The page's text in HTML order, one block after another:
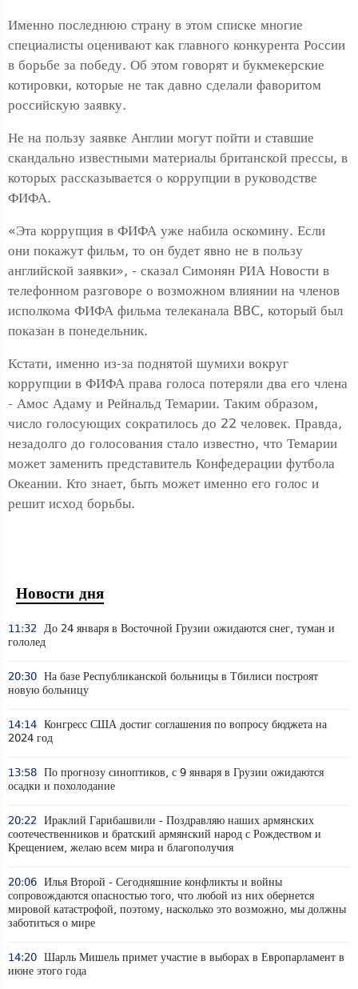
Именно последнюю страну в этом списке многие
специалисты оценивают как главного конкурента России
в борьбе за победу. Об этом говорят и букмекерские
котировки, которые не так давно сделали фаворитом
российскую заявку.
Не на пользу заявке Англии могут пойти и ставшие
скандально известными материалы британской прессы, в
которых рассказывается о коррупции в руководстве
ФИФА.
«Эта коррупция в ФИФА уже набила оскомину. Если
они покажут фильм, то он будет явно не в пользу
английской заявки», - сказал Симонян РИА Новости в
телефонном разговоре о возможном влиянии на членов
исполкома ФИФА фильма телеканала BBC, который был
показан в понедельник.
Кстати, именно из-за поднятой шумихи вокруг
коррупции в ФИФА права голоса потеряли два его члена
- Амос Адаму и Рейнальд Темарии. Таким образом,
число голосующих сократилось до 22 человек. Правда,
незадолго до голосования стало известно, что Темарии
может заменить представитель Конфедерации футбола
Океании. Кто знает, быть может именно его голос и
решит исход борьбы.
Новости дня
11:32
До 24 января в Восточной Грузии ожидаются снег, туман и
гололед
20:30 На базе Республиканской больницы в Тбилиси построят
новую больницу
14:14 Конгресс США достиг соглашения по вопросу бюджета на
2024 год
13:58 По прогнозу синоптиков, с 9 января в Грузии ожидаются
осадки и похолодание
20:22
Ираклий Гарибашвили - Поздравляю наших армянских
соотечественников и братский армянский народ с Рождеством и
Крещением, желаю всем мира и благополучия
20:06 Илья Второй - Сегодняшние конфликты и войны
сопровождаются опасностью того, что любой из них обернется
мировой катастрофой, поэтому, насколько это возможно, мы должны
заботиться о мире
14:20 Шарль Мишель примет участие в выборах в Европарламент в
июне этого года